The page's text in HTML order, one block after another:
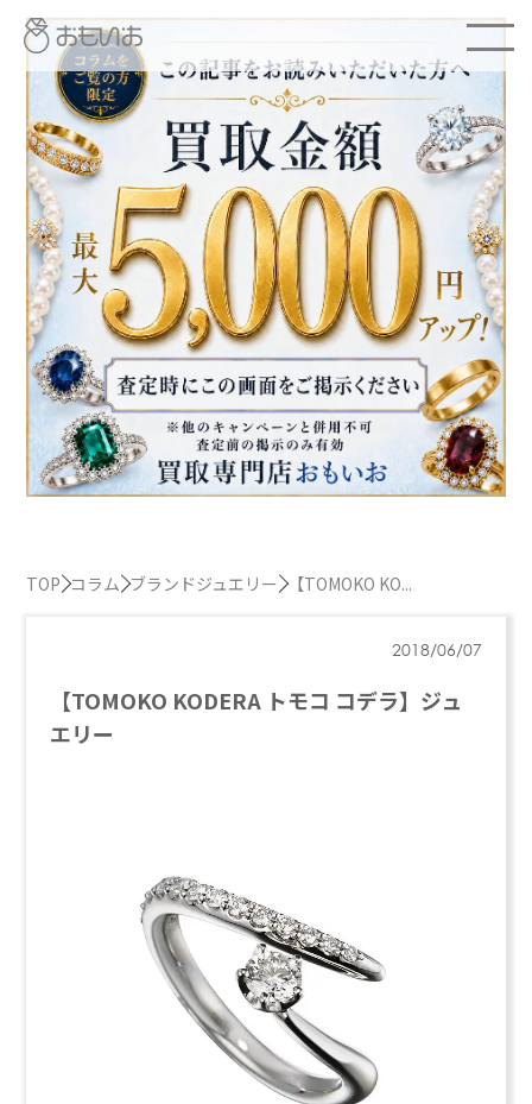
TOP コラム ブランドジュエリー 【TOMOKO KO...
2018/06/07
【TOMOKO KODERA トモコ コデラ】ジュ
エリー